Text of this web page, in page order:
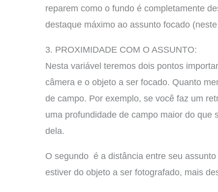
reparem como o fundo é completamente
destaque máximo ao assunto focado
3. PROXIMIDADE COM O ASSUNTO:
Nesta variável teremos dois pontos
câmera e o objeto a ser focado. Quanto
de campo. Por exemplo, se você faz um
uma profundidade de campo maior do que
dela.
O segundo é a distância entre seu
estiver do objeto a ser fotografado, mais